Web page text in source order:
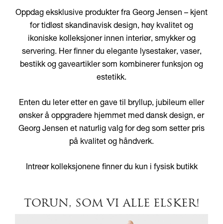
Oppdag eksklusive produkter fra Georg Jensen – kjent
for tidløst skandinavisk design, høy kvalitet og
ikoniske kolleksjoner innen interiør, smykker og
servering. Her finner du elegante lysestaker, vaser,
bestikk og gaveartikler som kombinerer funksjon og
estetikk.
Enten du leter etter en gave til bryllup, jubileum eller
ønsker å oppgradere hjemmet med dansk design, er
Georg Jensen et naturlig valg for deg som setter pris
på kvalitet og håndverk.
Intreør kolleksjonene finner du kun i fysisk butikk
TORUN, SOM VI ALLE ELSKER!